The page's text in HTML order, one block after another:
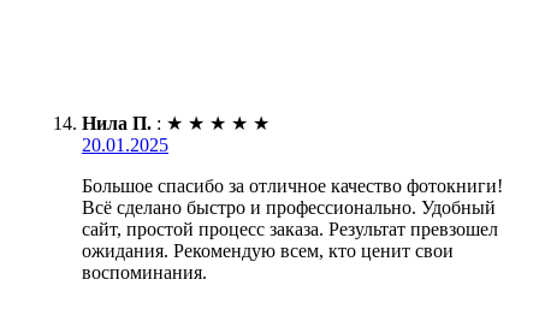
Нила П. : ★ ★ ★ ★ ★
20.01.2025
Большое спасибо за отличное качество фотокниги!
Всё сделано быстро и профессионально. Удобный
сайт, простой процесс заказа. Результат превзошел
ожидания. Рекомендую всем, кто ценит свои
воспоминания.